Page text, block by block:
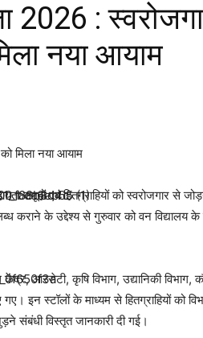
2026 :
नया आयाम
मिला नया आयाम
समूहों एवं हितग्राहियों को स्वरोजगार से
कराने के उद्देश्य से गुरुवार को वन विद्यालय के
आरसेटी, कृषि विभाग, उद्यानिकी विभाग,
गए। इन स्टॉलों के माध्यम से हितग्राहियों को
संबंधी विस्तृत जानकारी दी गई।